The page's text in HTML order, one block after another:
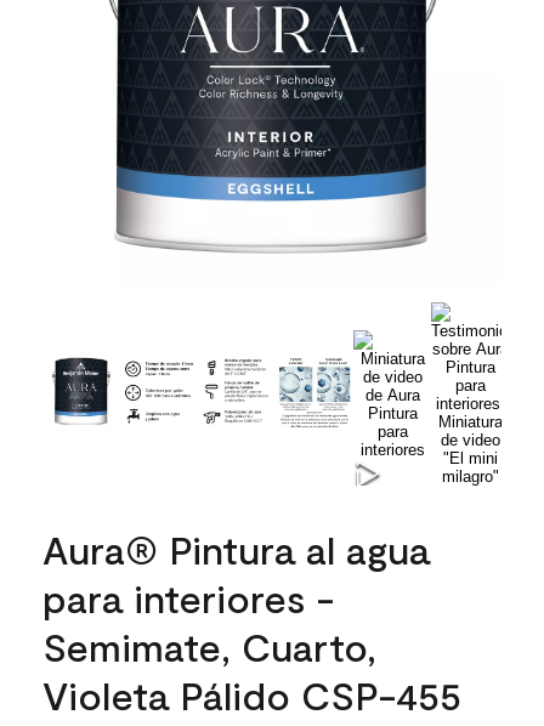
Aura® Pintura al agua
para interiores -
Semimate, Cuarto,
Violeta Pálido CSP-455